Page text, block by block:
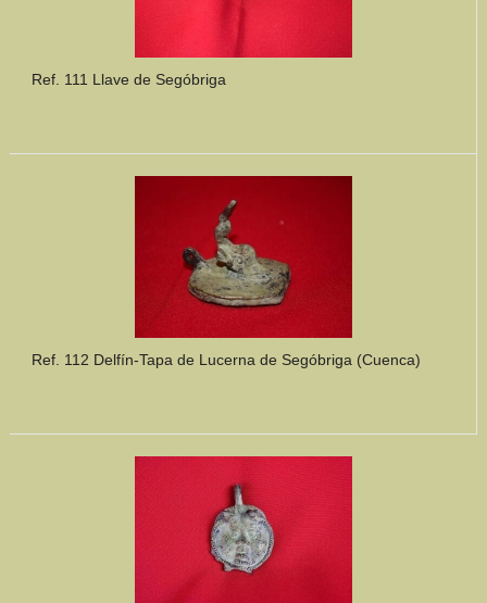
Ref. 111 Llave de Segóbriga
Ref. 112 Delfín-Tapa de Lucerna de Segóbriga (Cuenca)